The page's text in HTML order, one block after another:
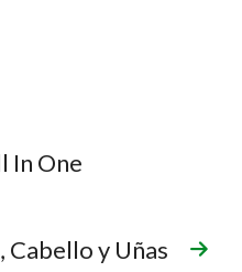
In One
Cabello y Uñas